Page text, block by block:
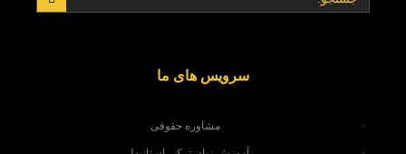
سرویس های ما
مشاوره حقوقی